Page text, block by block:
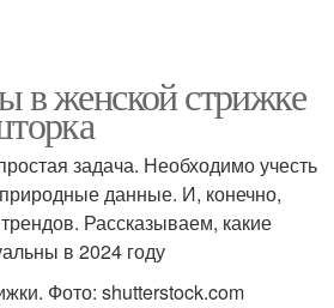
в женской стрижке
задача. Необходимо учесть
данные. И, конечно,
Рассказываем, какие
в 2024 году
Фото: shutterstock.com